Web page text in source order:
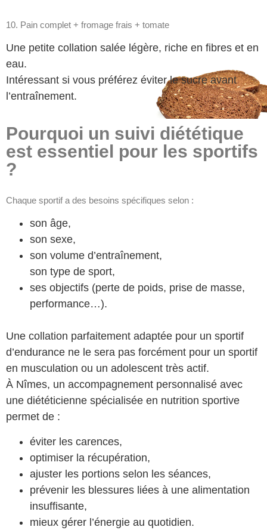
10. Pain complet + fromage frais + tomate
Une petite collation salée légère, riche en fibres et en
eau.
Intéressant si vous préférez éviter le sucre avant
l’entraînement.
Pourquoi un suivi diététique
est essentiel pour les sportifs
?
Chaque sportif a des besoins spécifiques selon :
son âge,
son sexe,
son volume d’entraînement,
son type de sport,
ses objectifs (perte de poids, prise de masse,
performance…).
Une collation parfaitement adaptée pour un sportif
d’endurance ne le sera pas forcément pour un sportif
en musculation ou un adolescent très actif.
À Nîmes, un accompagnement personnalisé avec
une diététicienne spécialisée en nutrition sportive
permet de :
éviter les carences,
optimiser la récupération,
ajuster les portions selon les séances,
prévenir les blessures liées à une alimentation
insuffisante,
mieux gérer l’énergie au quotidien.